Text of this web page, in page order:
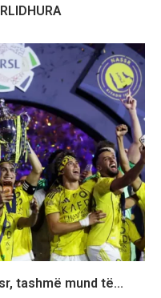
tashmë mund të...